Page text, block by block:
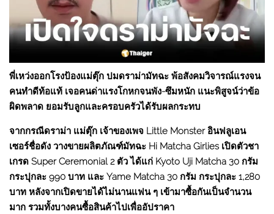
พี่เหว่งออกโรงป้องแม่ตุ๊ก ปมดราม่ามัทฉะ พ้อสังคมวิจารณ์แรงจน
คนทำดีท้อแท้ เจอคนด่าแรงโกหกจนพัง-ซึมหนัก แนะพิสูจน์ว่าข้อ
ผิดพลาด ยอมรับลูกและครอบครัวได้รับผลกระทบ
จากกรณีดราม่า แม่ตุ๊ก เจ้าของเพจ Little Monster อินฟลูเอน
เซอร์ชื่อดัง วางขายผลิตภัณฑ์มัทฉะ Hi Matcha Girlies เปิดตัวชา
เกรด Super Ceremonial 2 ตัว ได้แก่ Kyoto Uji Matcha 30 กรัม
กระปุกละ 990 บาท และ Yame Matcha 30 กรัม กระปุกละ 1,280
บาท หลังจากเปิดขายได้ไม่นานแฟน ๆ เข้ามาซื้อกันเป็นจำนวน
มาก รวมทั้งบางคนซื้อสินค้าไปเพื่ออัปราคา